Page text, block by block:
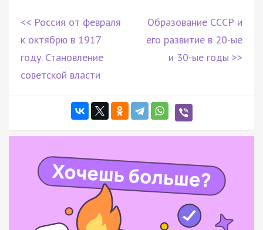
<< Россия от февраля
к октябрю в 1917
году. Становление
советской власти
Образование СССР и
его развитие в 20-ые
и 30-ые годы >>